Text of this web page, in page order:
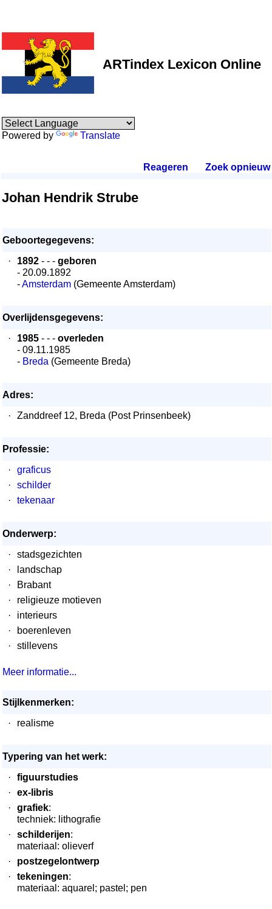
ARTindex Lexicon Online
Powered by Translate
Reageren Zoek opnieuw.
Johan Hendrik Strube
Geboortegegevens:
·
1892 - - - geboren
- 20.09.1892
-Amsterdam (Gemeente Amsterdam)
Overlijdensgegevens:
·
1985 - - - overleden
- 09.11.1985
- Breda (Gemeente Breda)
Adres:
·
Zanddreef 12, Breda (Post Prinsenbeek)
Professie:
·
graficus
·
schilder
·
tekenaar
Onderwerp:
·
stadsgezichten
·
landschap
·
Brabant
·
religieuze motieven
·
interieurs
·
boerenleven
·
stillevens
Meer informatie...
Stijlkenmerken:
·
realisme
Typering van het werk:
·
figuurstudies
·
ex-libris
·
grafiek:
techniek: lithografie
·
schilderijen:
materiaal: olieverf
·
postzegelontwerp
·
tekeningen:
materiaal: aquarel; pastel; pen